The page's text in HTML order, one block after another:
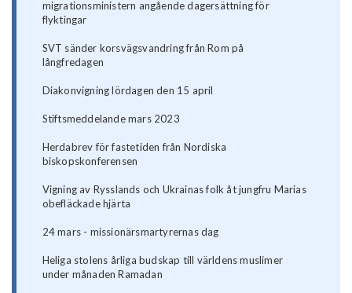
migrationsministern angående dagersättning för
flyktingar
SVT sänder korsvägsvandring från Rom på
långfredagen
Diakonvigning lördagen den 15 april
Stiftsmeddelande mars 2023
Herdabrev för fastetiden från Nordiska
biskopskonferensen
Vigning av Rysslands och Ukrainas folk åt jungfru Marias
obefläckade hjärta
24 mars - missionärsmartyrernas dag
Heliga stolens årliga budskap till världens muslimer
under månaden Ramadan